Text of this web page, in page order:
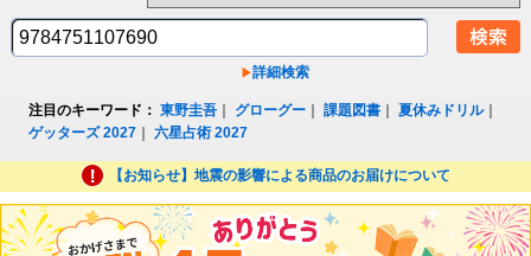
詳細検索
注目のキーワード： 東野圭吾 グローグー ｜課題図書 ｜夏休みドリル｜
ゲッターズ 2027 ｜六星占術 2027
【お知らせ】地震の影響による商品のお届けについて